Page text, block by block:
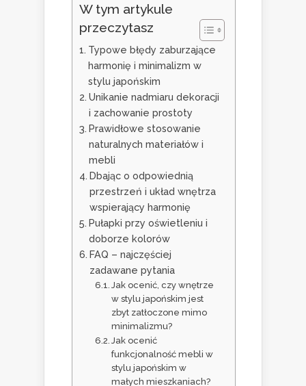
W tym artykule
przeczytasz
Typowe błędy zaburzające
harmonię i minimalizm w
stylu japońskim
Unikanie nadmiaru dekoracji
i zachowanie prostoty
Prawidłowe stosowanie
naturalnych materiałów i
mebli
Dbając o odpowiednią
przestrzeń i układ wnętrza
wspierający harmonię
Pułapki przy oświetleniu i
doborze kolorów
FAQ – najczęściej
zadawane pytania
Jak ocenić, czy wnętrze
w stylu japońskim jest
zbyt zatłoczone mimo
minimalizmu?
Jak ocenić
funkcjonalność mebli w
stylu japońskim w
małych mieszkaniach?